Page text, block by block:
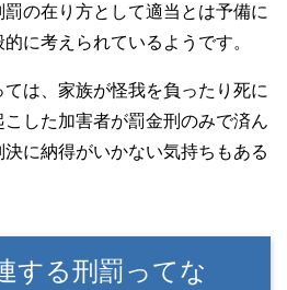
の在り方として適当とは予備に
に考えられているようです。
は、家族が怪我を負ったり死に
した加害者が罰金刑のみで済ん
に納得がいかない気持ちもある
する刑罰ってな